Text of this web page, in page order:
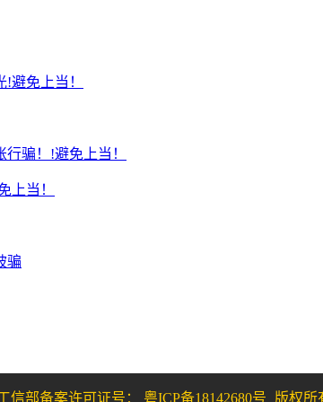
避免上当！
骗！!避免上当！
上当！
骗
信部备案许可证号： 粤ICP备18142680号 版权所